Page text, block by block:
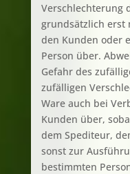
Verschlechterung
grundsätzlich erst
den Kunden oder
Person über.
Gefahr des
zufälligen
Ware auch bei
Kunden über,
dem Spediteur,
sonst zur
bestimmten